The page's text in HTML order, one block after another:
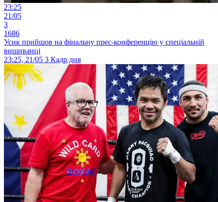
23:25
21/05
3
1686
Усик прийшов на фінальну прес-конференцію у спеціальній
вишиванці
23:25, 21/05 3 Кадр дня